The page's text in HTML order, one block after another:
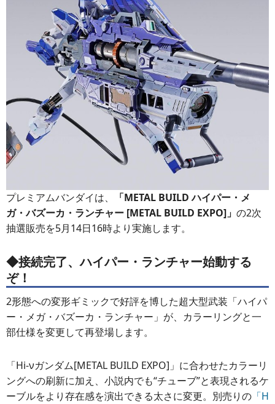
プレミアムバンダイは、
「METAL BUILD ハイパー・メ
ガ・バズーカ・ランチャー [METAL BUILD EXPO]」 の2次
抽選販売を5月14日16時より実施します。
◆接続完了、ハイパー・ランチャー始動する
ぞ！
2形態への変形ギミックで好評を博した超大型武装「ハイパ
ー・メガ・バズーカ・ランチャー」が、カラーリングと一
部仕様を変更して再登場します。
「Hi-νガンダム[METAL BUILD EXPO]」に合わせたカラーリ
ングへの刷新に加え、小説内でも“チューブ”と表現されるケ
ーブルをより存在感を演出できる太さに変更。別売りの 「H